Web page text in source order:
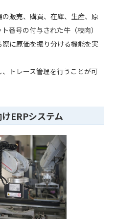
販売、購買、在庫、生産、原
番号の付与された牛（枝肉）
に原価を振り分ける機能を実
トレース管理を行うことが可
ERPシステム